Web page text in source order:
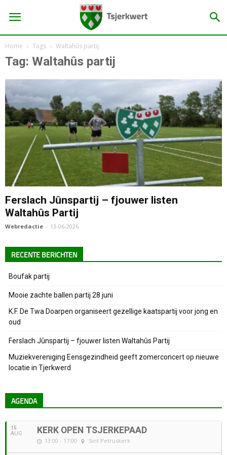
Home Tags Waltahûs partij
Tag: Waltahûs partij
Ferslach Jûnspartij – fjouwer listen
Waltahûs Partij
Webredactie - 13-06-2026
RECENTE BERICHTEN
Boufak partij
Mooie zachte ballen partij 28 juni
K.F. De Twa Doarpen organiseert gezellige kaatspartij voor jong en
oud
Ferslach Jûnspartij – fjouwer listen Waltahûs Partij
Muziekvereniging Eensgezindheid geeft zomerconcert op nieuwe
locatie in Tjerkwerd
AGENDA
15
AUG KERK OPEN TSJERKEPAAD
13:00 - 17:00 Sint Petruskerk